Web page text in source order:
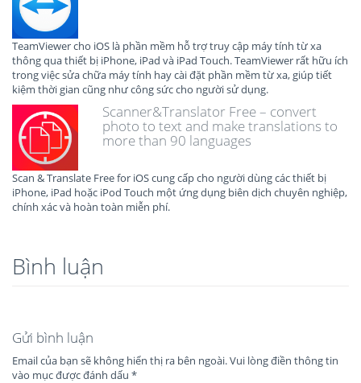
TeamViewer cho iOS là phần mềm hỗ trợ truy cập máy tính từ xa
thông qua thiết bị iPhone, iPad và iPad Touch. TeamViewer rất hữu ích
trong việc sửa chữa máy tính hay cài đặt phần mềm từ xa, giúp tiết
kiệm thời gian cũng như công sức cho người sử dụng.
Scanner&Translator Free – convert
photo to text and make translations to
more than 90 languages
Scan & Translate Free for iOS cung cấp cho người dùng các thiết bị
iPhone, iPad hoặc iPod Touch một ứng dụng biên dịch chuyên nghiệp,
chính xác và hoàn toàn miễn phí.
Bình luận
Gửi bình luận
Email của bạn sẽ không hiển thị ra bên ngoài.Vui lòng điền thông tin
vào mục được đánh dấu *